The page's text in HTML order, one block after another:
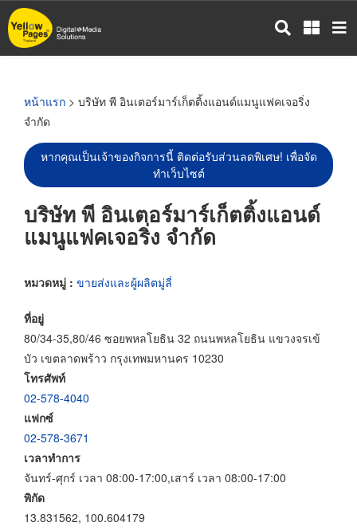
ข้าม
ไป
หน้าแรก > บริษัท พี อินเตอร์มาร์เก็ตติ้งแอนด์แมนูแฟคเจอริ่ง
จำกัด
หากคุณเป็นเจ้าของกิจการนี้ ติดต่อรับส่วนลดพิเศษ! เพื่อจัด
ทำเว็บไซต์
บริษัท พี อินเตอร์มาร์เก็ตติ้งแอนด์
แมนูแฟคเจอริ่ง จำกัด
หมวดหมู่ : ขายส่งและผู้ผลิตมู่ลี่
ที่อยู่
80/34-35,80/46 ซอยพหลโยธิน 32 ถนนพหลโยธิน แขวงจรเข้
บัว เขตลาดพร้าว กรุงเทพมหานคร 10230
โทรศัพท์
02-578-4040
แฟกซ์
02-578-3671
เวลาทำการ
จันทร์-ศุกร์ เวลา 08:00-17:00,เสาร์ เวลา 08:00-17:00
พิกัด
13.831562, 100.604179